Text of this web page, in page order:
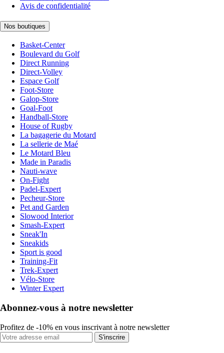
Avis de confidentialité
Nos boutiques
Basket-Center
Boulevard du Golf
Direct Running
Direct-Volley
Espace Golf
Foot-Store
Galop-Store
Goal-Foot
Handball-Store
House of Rugby
La bagagerie du Motard
La sellerie de Maé
Le Motard Bleu
Made in Paradis
Nauti-wave
On-Fight
Padel-Expert
Pecheur-Store
Pet and Garden
Slowood Interior
Smash-Expert
Sneak'In
Sneakids
Sport is good
Training-Fit
Trek-Expert
Vélo-Store
Winter Expert
Abonnez-vous à notre newsletter
Profitez de -10% en vous inscrivant à notre newsletter
S'inscrire